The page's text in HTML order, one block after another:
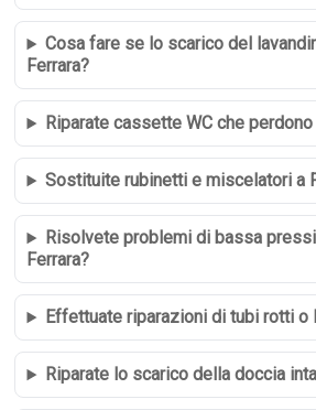
Cosa fare se lo scarico del
Ferrara?
Riparate cassette WC che perdono
Sostituite rubinetti e miscelatori a
Risolvete problemi di bassa
Ferrara?
Effettuate riparazioni di tubi rotti o
Riparate lo scarico della doccia